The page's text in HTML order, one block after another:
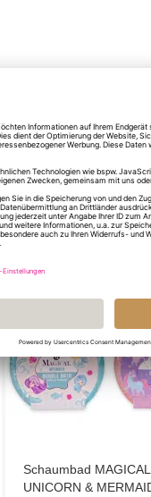
ÄHNLICHE
Schaumbad MAGICAL
UNICORN &